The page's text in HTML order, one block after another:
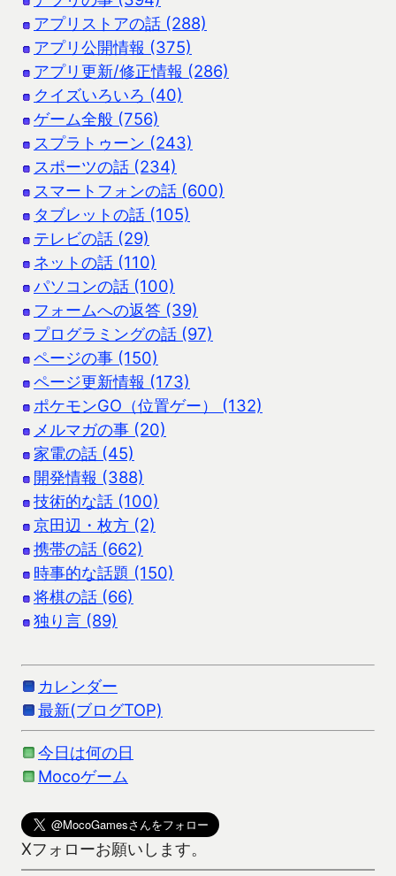
アプリストアの話 (288)
アプリ公開情報 (375)
アプリ更新/修正情報 (286)
クイズいろいろ (40)
ゲーム全般 (756)
スプラトゥーン (243)
スポーツの話 (234)
スマートフォンの話 (600)
タブレットの話 (105)
テレビの話 (29)
ネットの話 (110)
パソコンの話 (100)
フォームへの返答 (39)
プログラミングの話 (97)
ページの事 (150)
ページ更新情報 (173)
ポケモンGO（位置ゲー） (132)
メルマガの事 (20)
家電の話 (45)
開発情報 (388)
技術的な話 (100)
京田辺・枚方 (2)
携帯の話 (662)
時事的な話題 (150)
将棋の話 (66)
独り言 (89)
カレンダー
最新(ブログTOP)
今日は何の日
Mocoゲーム
Xフォローお願いします。